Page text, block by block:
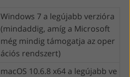
Windows 7 a legújabb verzióra
(mindaddig, amíg a Microsoft
még mindig támogatja az oper
ációs rendszert)
macOS 10.6.8 x64 a legújabb ve